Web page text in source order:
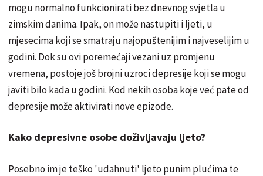
mogu normalno funkcionirati bez dnevnog svjetla u
zimskim danima. Ipak, on može nastupiti i ljeti, u
mjesecima koji se smatraju najopuštenijim i najveselijim u
godini. Dok su ovi poremećaji vezani uz promjenu
vremena, postoje još brojni uzroci depresije koji se mogu
javiti bilo kada u godini. Kod nekih osoba koje već pate od
depresije može aktivirati nove epizode.
Kako depresivne osobe doživljavaju ljeto?
Posebno im je teško 'udahnuti' ljeto punim plućima te